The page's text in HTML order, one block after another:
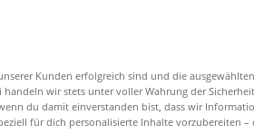
Kunden erfolgreich sind und die
wir stets unter voller Wahrung der
du damit einverstanden bist, dass wir
für dich personalisierte Inhalte vorzubereiten –